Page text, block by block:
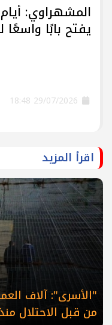
المشهراوي:
يفتح بابًا واسعًا
اقرأ المزيد
"الأسرى": آلاف
من قبل الاحتلال